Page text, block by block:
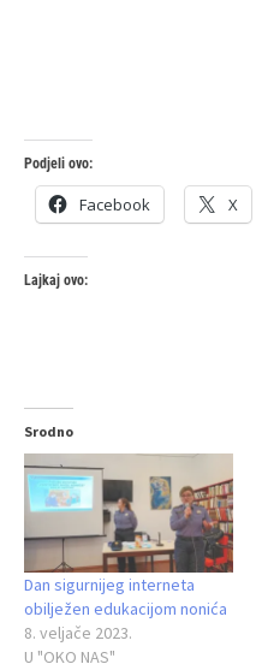
Podjeli ovo:
Facebook X
Lajkaj ovo:
Srodno
Dan sigurnijeg interneta
obilježen edukacijom nonića
8. veljače 2023.
U "OKO NAS"